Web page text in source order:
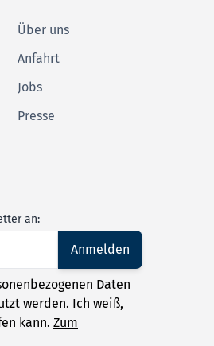
Über uns
Anfahrt
Jobs
Presse
an:
Anmelden
Daten
werden. Ich weiß,
kann. Zum